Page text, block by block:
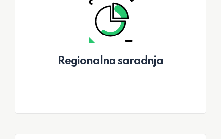
Regionalna saradnja